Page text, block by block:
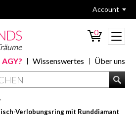
Account
0
Über uns
Wissenswertes
Verlobungsring mit Runddiamant